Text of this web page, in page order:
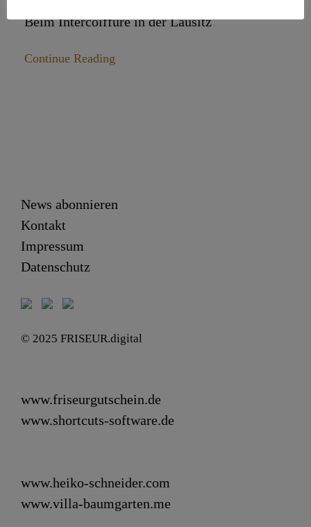
Beim Intercoiffure in der Lausitz
Continue Reading
News abonnieren
Kontakt
Impressum
Datenschutz
© 2025 FRISEUR.digital
www.friseurgutschein.de
www.shortcuts-software.de
www.heiko-schneider.com
www.villa-baumgarten.me